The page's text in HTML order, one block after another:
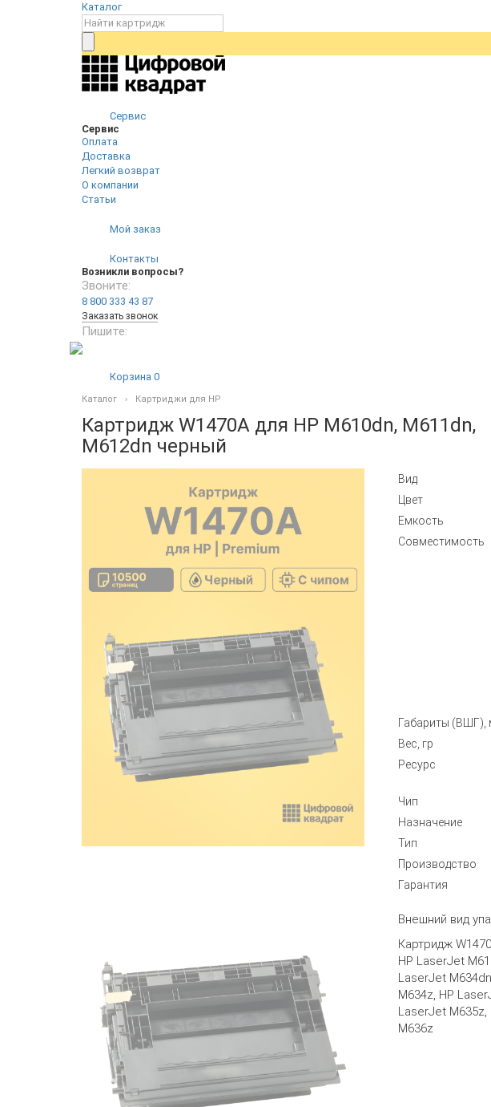
Каталог
Сервис
Сервис
Оплата
Доставка
Легкий возврат
О компании
Статьи
Мой заказ
Контакты
Возникли вопросы?
Звоните:
8 800 333 43 87
Заказать звонок
Пишите:
Корзина 0
Каталог Картриджи для HP
Картридж W1470A для HP M610dn, M611dn,
M612dn черный
Вид
Цвет
Емкость
Совместимость
Габариты (ВШГ),
Вес, гр
Ресурс
Чип
Назначение
Тип
Производство
Гарантия
Внешний вид
Картридж
HP LaserJet
LaserJet
M634z, HP
LaserJet
M636z